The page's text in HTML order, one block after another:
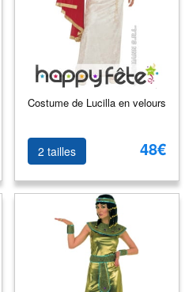
Costume de Lucilla en velours
2 tailles 48€